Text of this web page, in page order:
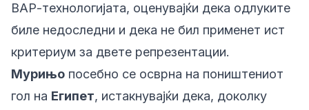
ВАР-технологијата, оценувајќи дека одлуките
биле недоследни и дека не бил применет ист
критериум за двете репрезентации.
Мурињо посебно се осврна на поништениот
гол на Египет, истакнувајќи дека, доколку